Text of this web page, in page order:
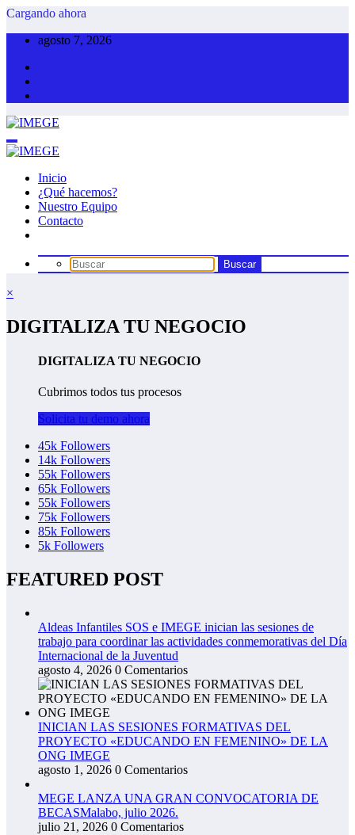
Saltar
contenido
Cargando ahora
agosto 7, 2026
Inicio
¿Qué hacemos?
Nuestro Equipo
Contacto
×
DIGITALIZA TU NEGOCIO
DIGITALIZA TU NEGOCIO
Cubrimos todos tus procesos
Solicita tu demo ahora
45k Followers
14k Followers
55k Followers
65k Followers
55k Followers
75k Followers
85k Followers
5k Followers
FEATURED POST
Aldeas Infantiles SOS e IMEGE inician las sesiones de
trabajo para coordinar las actividades conmemorativas del Día
Internacional de la Juventud
agosto 4, 2026 0 Comentarios
INICIAN LAS SESIONES FORMATIVAS DEL
PROYECTO «EDUCANDO EN FEMENINO» DE LA
ONG IMEGE
agosto 1, 2026 0 Comentarios
MEGE LANZA UNA GRAN CONVOCATORIA DE
BECASMalabo, julio 2026.
julio 21, 2026 0 Comentarios